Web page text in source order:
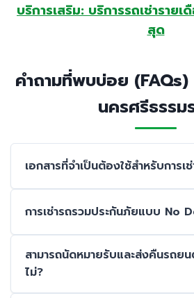
บริการเสริม: บริการรถเช่าราย
สุด
คำถามที่พบบ่อย (FAQs)
นครศรีธรรม
เอกสารที่จำเป็นต้องใช้สำหรับการเ
การเช่ารถรวมประกันภัยแบบ No
สามารถนัดหมายรับและส่งคืนรถย
ไม่?